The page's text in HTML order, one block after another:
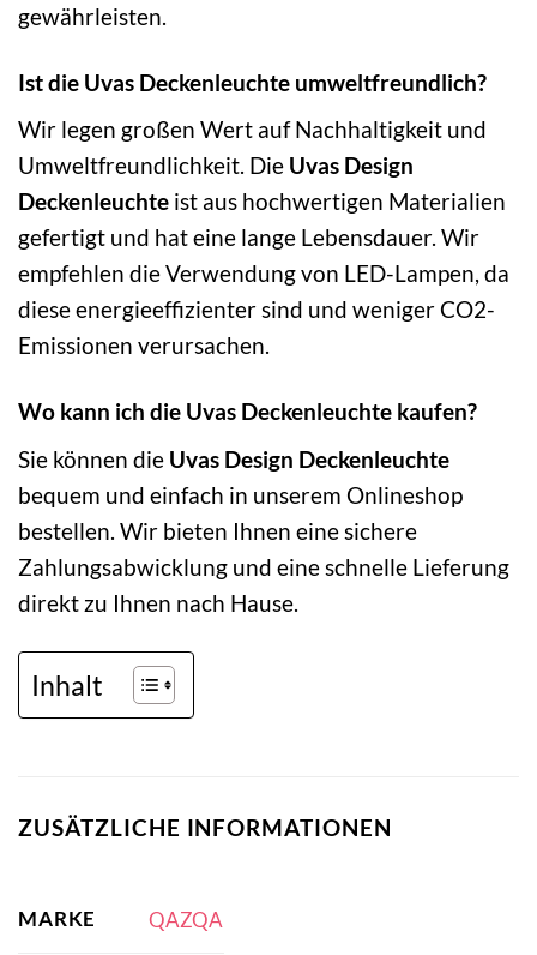
gewährleisten.
Ist die Uvas Deckenleuchte umweltfreundlich?
Wir legen großen Wert auf Nachhaltigkeit und
Umweltfreundlichkeit. Die Uvas Design
Deckenleuchte ist aus hochwertigen Materialien
gefertigt und hat eine lange Lebensdauer. Wir
empfehlen die Verwendung von LED-Lampen, da
diese energieeffizienter sind und weniger CO2-
Emissionen verursachen.
Wo kann ich die Uvas Deckenleuchte kaufen?
Sie können die Uvas Design Deckenleuchte
bequem und einfach in unserem Onlineshop
bestellen. Wir bieten Ihnen eine sichere
Zahlungsabwicklung und eine schnelle Lieferung
direkt zu Ihnen nach Hause.
Inhalt
ZUSÄTZLICHE INFORMATIONEN
MARKE QAZQA